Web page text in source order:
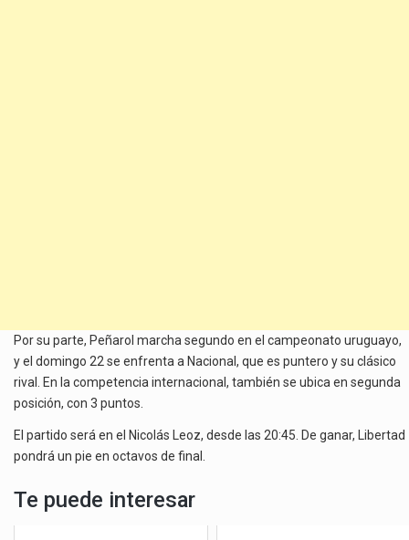
Por su parte, Peñarol marcha segundo en el campeonato uruguayo,
y el domingo 22 se enfrenta a Nacional, que es puntero y su clásico
rival. En la competencia internacional, también se ubica en segunda
posición, con 3 puntos.
El partido será en el Nicolás Leoz, desde las 20:45. De ganar, Libertad
pondrá un pie en octavos de final.
Te puede interesar